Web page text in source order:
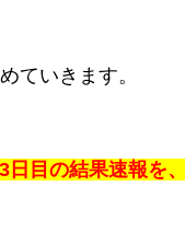
ていきます。
目の結果速報を